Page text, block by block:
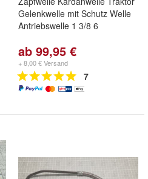
Gelenkwelle mit Schutz Welle
Antriebswelle 1 3/8 6
ab 99,95 €
+ 8,00 € Versand
7